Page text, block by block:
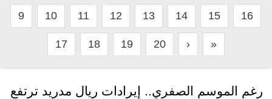
9 10 11 12 13 14 15 16
17 18 19 20 › »
رغم الموسم الصفري.. إيرادات ريال مدريد ترتفع